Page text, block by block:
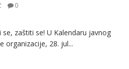
0
zaštiti se! U Kalendaru javnog
organizacije, 28. jul...